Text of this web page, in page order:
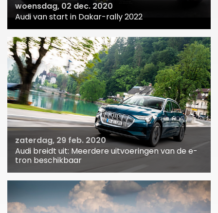
woensdag, 02 dec. 2020
Audi van start in Dakar-rally 2022
zaterdag, 29 feb. 2020
Audi breidt uit: Meerdere uitvoeringen van de e-
tron beschikbaar